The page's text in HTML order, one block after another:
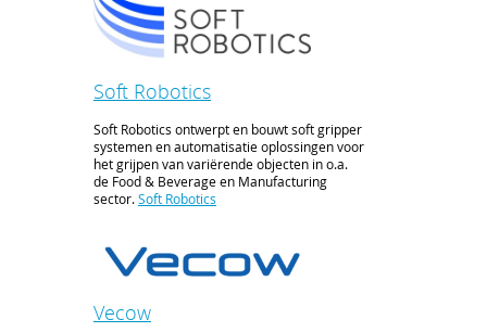
Soft Robotics
Soft Robotics ontwerpt en bouwt soft gripper
systemen en automatisatie oplossingen voor
het grijpen van variërende objecten in o.a.
de Food & Beverage en Manufacturing
sector.Soft Robotics
Vecow